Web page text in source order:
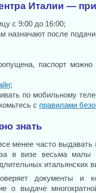
Италии —
с 9:00 до 16:00;
назначают после
паспорт можно
;
по мобильному
с правилами
знать
менее часто
в визе весьма малы
итальянских
документы и
о выдаче